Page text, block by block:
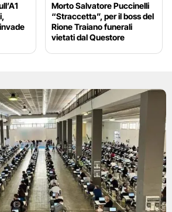
Morto Salvatore Puccinelli
“Straccetta”, per il boss del
Rione Traiano funerali
vietati dal Questore